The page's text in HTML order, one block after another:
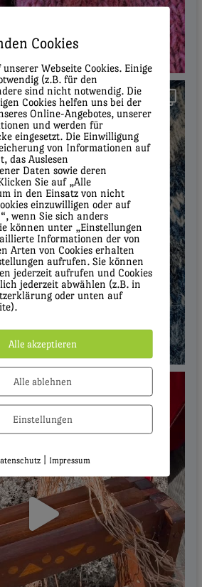
Cookies
Webseite Cookies. Einige
(z.B. für den
sind nicht notwendig. Die
Cookies helfen uns bei der
Online-Angebotes, unserer
und werden für
eingesetzt. Die Einwilligung
von Informationen auf
das Auslesen
Daten sowie deren
Sie auf „Alle
in den Einsatz von nicht
einzuwilligen oder auf
wenn Sie sich anders
können unter „Einstellungen
Informationen der von
Arten von Cookies erhalten
aufrufen. Sie können
jederzeit aufrufen und Cookies
jederzeit abwählen (z.B. in
oder unten auf
Alle akzeptieren
Alle ablehnen
Einstellungen
| Impressum